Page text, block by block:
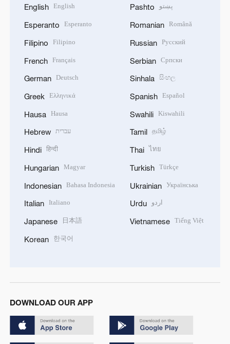
English English
Esperanto Esperanto
Filipino Filipino
French Français
German Deutsch
Greek Ελληνικά
Hausa Hausa
Hebrew עברית
Hindi हिन्दी
Hungarian Magyar
Indonesian Bahasa Indonesia
Italian Italiano
Japanese 日本語
Korean 한국어
Pashto پښتو
Romanian Română
Russian Русский
Serbian Српски
Sinhala සිංහල
Spanish Español
Swahili Kiswahili
Tamil தமிழ்
Thai ไทย
Turkish Türkçe
Ukrainian Українська
Urdu اردو
Vietnamese Tiếng Việt
DOWNLOAD OUR APP